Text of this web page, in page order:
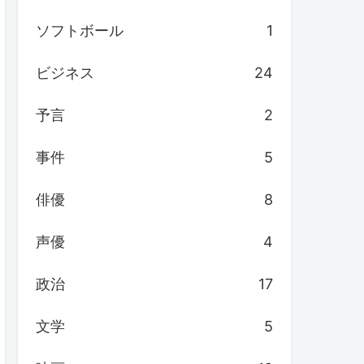
ソフトボール 1
ビジネス 24
予言 2
事件 5
俳優 8
声優 4
政治 17
文学 5